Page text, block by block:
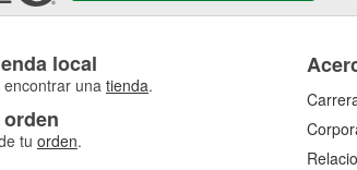
local
unatienda.
tu orden.